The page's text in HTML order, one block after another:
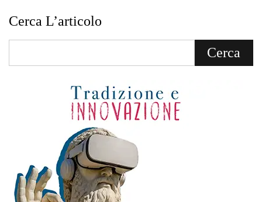
Cerca L’articolo